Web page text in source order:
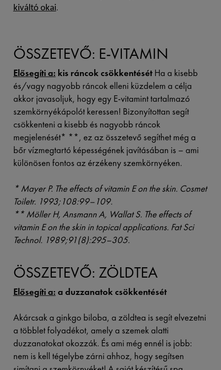
kiváltó okai.
ÖSSZETEVŐ: E-VITAMIN
Elősegíti a: kis ráncok csökkentését Ha a kisebb
és/vagy nagyobb ráncok elleni küzdelem a célja
akkor javasoljuk, hogy egy E-vitamint tartalmazó
szemkörnyékápolót keressen! Bizonyítottan segít
csökkenteni a kisebb és nagyobb ráncok
megjelenését* **, ez az összetevő segíthet még a
bőr vízmegtartó képességének javításában is – ami
különösen fontos az érzékeny szemkörnyéken.
* Mayer P. The effects of vitamin E on the skin. Cosmet
Toiletr. 1993;108:99–109.
** Möller H, Ansmann A, Wallat S. The effects of
vitamin E on the skin in topical applications. Fat Sci
Technol. 1989;91(8):295–305.
ÖSSZETEVŐ: ZÖLDTEA
Elősegíti a: a duzzanatok csökkentését
Akárcsak a ginkgo biloba, a zöldtea is segít elvezetni
a többlet folyadékot, amely a szemek alatti
duzzanatokat okozzák. És ami még ennél is jobb:
nem is kell tégelybe zárni ahhoz, hogy segítsen